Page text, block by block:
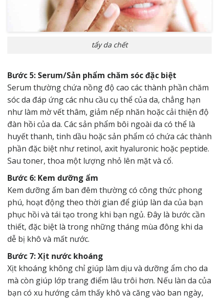
tẩy da chết
Bước 5: Serum/Sản phẩm chăm sóc đặc biệt
Serum thường chứa nồng độ cao các thành phần chăm
sóc da đáp ứng các nhu cầu cụ thể của da, chẳng hạn
như làm mờ vết thâm, giảm nếp nhăn hoặc cải thiện độ
đàn hồi của da. Các sản phẩm bôi ngoài da có thể là
huyết thanh, tinh dầu hoặc sản phẩm có chứa các thành
phần đặc biệt như retinol, axit hyaluronic hoặc peptide.
Sau toner, thoa một lượng nhỏ lên mặt và cổ.
Bước 6: Kem dưỡng ẩm
Kem dưỡng ẩm ban đêm thường có công thức phong
phú, hoạt động theo thời gian để giúp làn da của bạn
phục hồi và tái tạo trong khi bạn ngủ. Đây là bước cần
thiết, đặc biệt là trong những tháng mùa đông khi da
dễ bị khô và mất nước.
Bước 7: Xịt nước khoáng
Xịt khoáng không chỉ giúp làm dịu và dưỡng ẩm cho da
mà còn giúp lớp trang điểm lâu trôi hơn. Nếu làn da của
bạn có xu hướng cảm thấy khô và căng vào ban ngày,